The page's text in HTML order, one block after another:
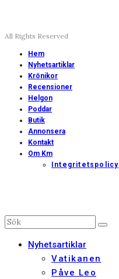
All Rights Reserved
Hem
Nyhetsartiklar
Krönikor
Recensioner
Helgon
Poddar
Butik
Annonsera
Kontakt
Om Km
Integritetspolicy
Nyhetsartiklar
Vatikanen
Påve Leo